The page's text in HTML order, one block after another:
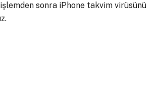
sonra iPhone takvim virüsünü